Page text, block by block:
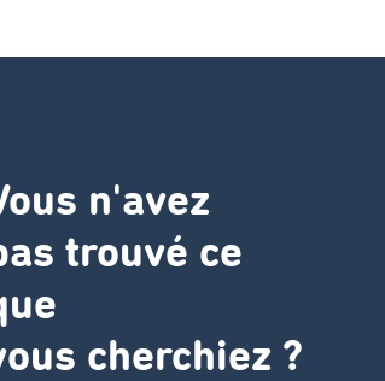
n'avez
trouvé ce
cherchiez ?